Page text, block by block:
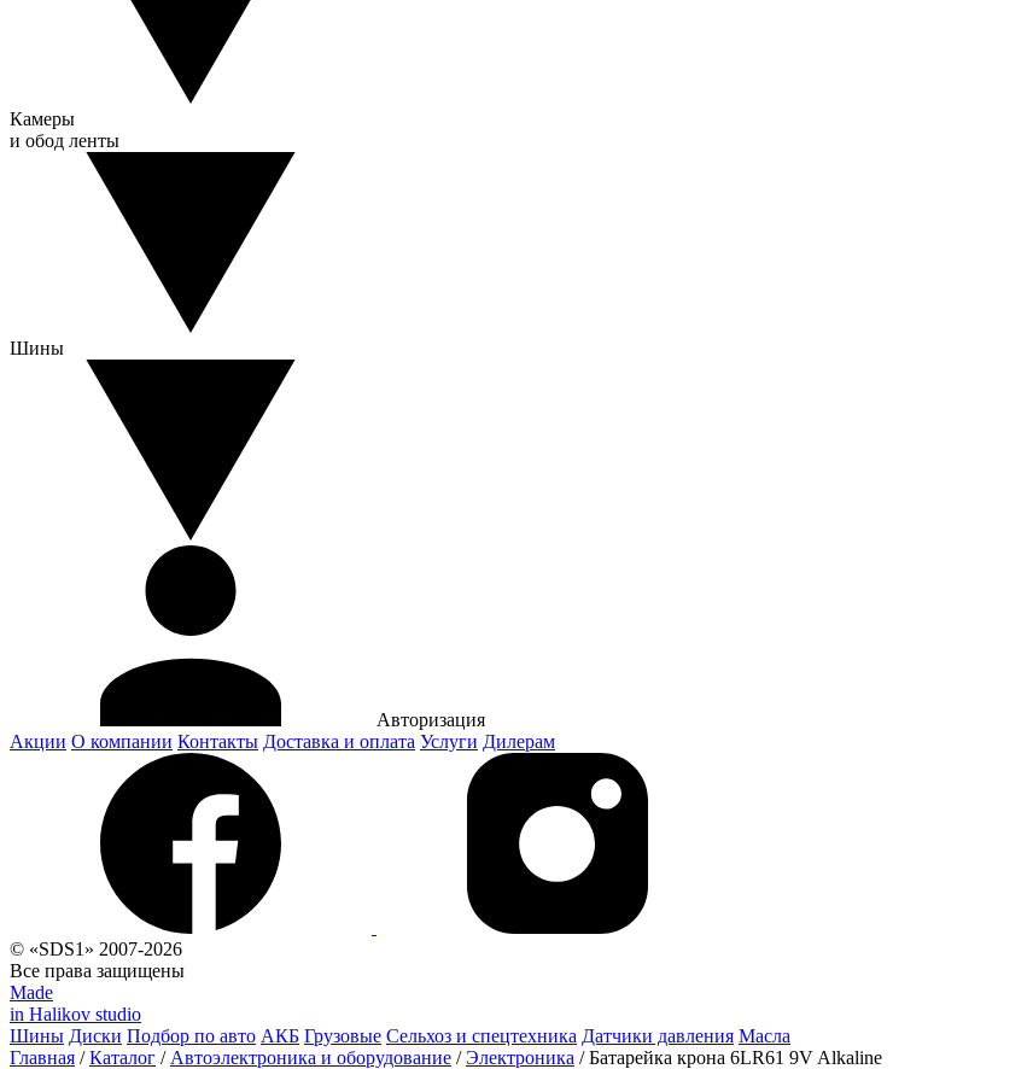
Камеры
и обод ленты
Шины
Авторизация
Акции О компании Контакты Доставка и оплата Услуги Дилерам
© «SDS1» 2007-2026
Все права защищены
Made
in Halikov studio
Шины Диски Подбор по авто АКБ Грузовые Сельхоз и спецтехника Датчики давления Масла
Главная / Каталог / Автоэлектроника и оборудование / Электроника / Батарейка крона 6LR61 9V Alkaline